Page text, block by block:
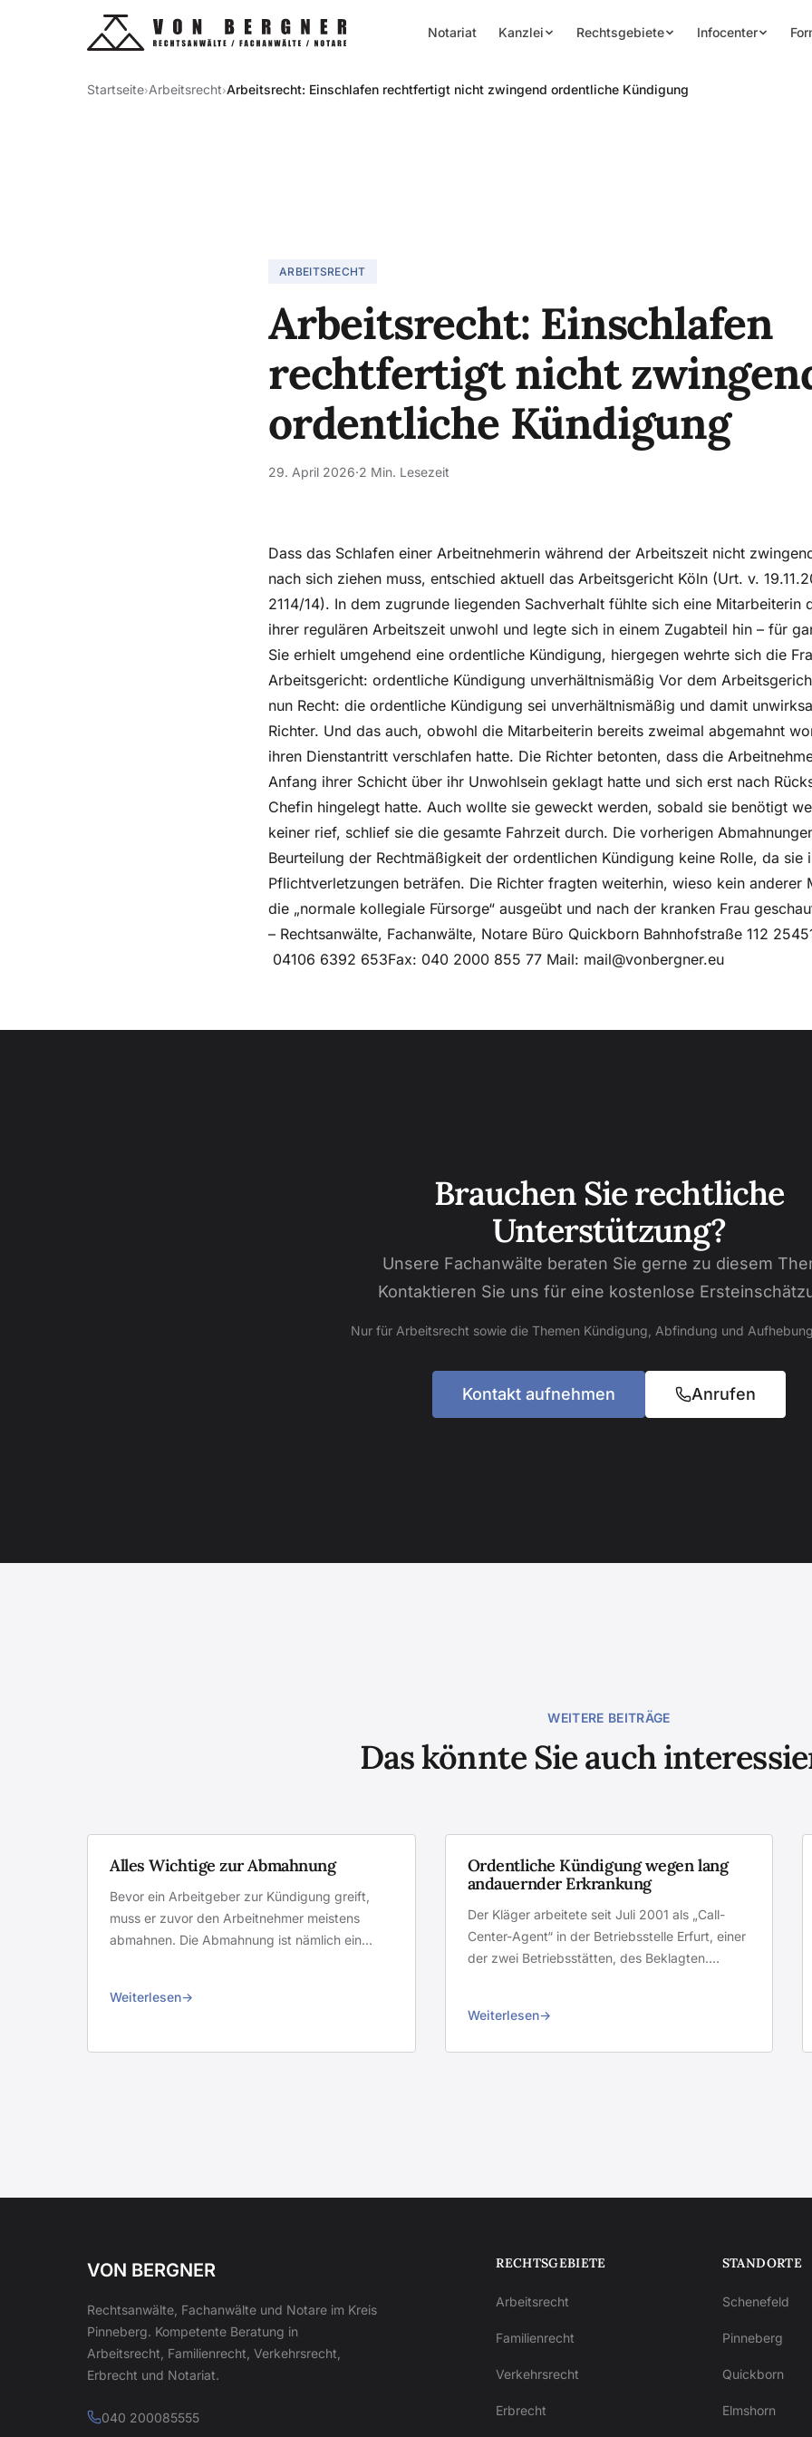
Notariat Kanzlei Rechtsgebiete Infocenter
Startseite›Arbeitsrecht›Arbeitsrecht: Einschlafen rechtfertigt nicht zwingend ordentliche Kündigung
ARBEITSRECHT
Arbeitsrecht: Einschlafen
rechtfertigt nicht
ordentliche Kündigung
29. April 2026·2 Min. Lesezeit
Dass das Schlafen einer Arbeitnehmerin während der Arbeitszeit nicht
nach sich ziehen muss, entschied aktuell das Arbeitsgericht Köln (Urt. v.
2114/14). In dem zugrunde liegenden Sachverhalt fühlte sich eine Mitarbeiterin
ihrer regulären Arbeitszeit unwohl und legte sich in einem Zugabteil hin – für
Sie erhielt umgehend eine ordentliche Kündigung, hiergegen wehrte sich die
Arbeitsgericht: ordentliche Kündigung unverhältnismäßig Vor dem
nun Recht: die ordentliche Kündigung sei unverhältnismäßig und damit
Richter. Und das auch, obwohl die Mitarbeiterin bereits zweimal abgemahnt
ihren Dienstantritt verschlafen hatte. Die Richter betonten, dass die
Anfang ihrer Schicht über ihr Unwohlsein geklagt hatte und sich erst nach
Chefin hingelegt hatte. Auch wollte sie geweckt werden, sobald sie benötigt
keiner rief, schlief sie die gesamte Fahrzeit durch. Die vorherigen
Beurteilung der Rechtmäßigkeit der ordentlichen Kündigung keine Rolle, da sie
Pflichtverletzungen beträfen. Die Richter fragten weiterhin, wieso kein anderer
die „normale kollegiale Fürsorge“ ausgeübt und nach der kranken Frau
– Rechtsanwälte, Fachanwälte, Notare Büro Quickborn Bahnhofstraße 112
04106 6392 653Fax: 040 2000 855 77 Mail: mail@vonbergner.eu
Brauchen Sie rechtliche
Unterstützung?
Unsere Fachanwälte beraten Sie gerne zu diesem
Kontaktieren Sie uns für eine kostenlose
Nur für Arbeitsrecht sowie die Themen Kündigung, Abfindung und
Kontakt aufnehmen Anrufen
WEITERE BEITRÄGE
Das könnte Sie auch
Alles Wichtige zur Abmahnung
Bevor ein Arbeitgeber zur Kündigung greift,
muss er zuvor den Arbeitnehmer meistens
abmahnen. Die Abmahnung ist nämlich ein…
Weiterlesen
Ordentliche Kündigung wegen lang
andauernder Erkrankung
Der Kläger arbeitete seit Juli 2001 als „Call-
Center-Agent“ in der Betriebsstelle Erfurt, einer
der zwei Betriebsstätten, des Beklagten.…
Weiterlesen
VON BERGNER
Rechtsanwälte, Fachanwälte und Notare im Kreis
Pinneberg. Kompetente Beratung in
Arbeitsrecht, Familienrecht, Verkehrsrecht,
Erbrecht und Notariat.
040 200085555
RECHTSGEBIETE
Arbeitsrecht
Familienrecht
Verkehrsrecht
Erbrecht
STANDORTE
Schenefeld
Pinneberg
Quickborn
Elmshorn